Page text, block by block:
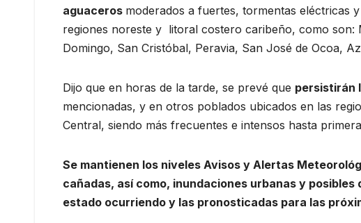
aguaceros moderados a fuertes, tormentas eléctricas
regiones noreste y litoral costero caribeño, como son:
Domingo, San Cristóbal, Peravia, San José de Ocoa,
Dijo que en horas de la tarde, se prevé que persistirán
mencionadas, y en otros poblados ubicados en las
Central, siendo más frecuentes e intensos hasta
Se mantienen los niveles Avisos y Alertas
cañadas, así como, inundaciones urbanas y
estado ocurriendo y las pronosticadas para las